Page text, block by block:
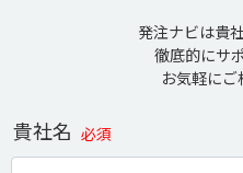
発注ナビは貴
徹底的にサ
お気軽にご
貴社名 必須